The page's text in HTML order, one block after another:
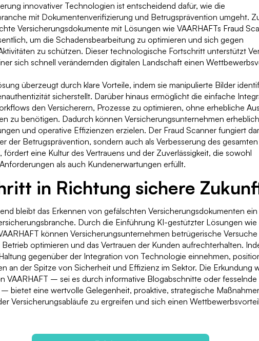
innovativer Technologien ist entscheidend dafür, wie die
mit Dokumentenverifizierung und Betrugsprävention umgeht.
Versicherungsdokumente mit Lösungen wie VAARHAFTs Fraud
um die Schadensbearbeitung zu optimieren und sich gegen
zu schützen. Dieser technologische Fortschritt unterstützt
sich schnell verändernden digitalen Landschaft einen
überzeugt durch klare Vorteile, indem sie manipulierte Bilder
sicherstellt. Darüber hinaus ermöglicht die einfache
den Versicherern, Prozesse zu optimieren, ohne erhebliche
zu benötigen. Dadurch können Versicherungsunternehmen
und operative Effizienzen erzielen. Der Fraud Scanner fungiert
der Betrugsprävention, sondern auch als Verbesserung des gesamten
fördert eine Kultur des Vertrauens und der Zuverlässigkeit, die sowohl
als auch Kundenerwartungen erfüllt.
in Richtung sichere
bleibt das Erkennen von gefälschten Versicherungsdokumenten ein
Durch die Einführung KI-gestützter Lösungen wie
können Versicherungsunternehmen betrügerische
optimieren und das Vertrauen der Kunden aufrechterhalten.
gegenüber der Integration von Technologie einnehmen,
an der Spitze von Sicherheit und Effizienz im Sektor. Die Erkundung
VAARHAFT – sei es durch informative Blogabschnitte oder fesselnde
bietet eine wertvolle Gelegenheit, proaktive, strategische
Versicherungsabläufe zu ergreifen und sich einen